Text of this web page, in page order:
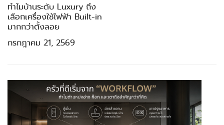
ทำไมบ้านระดับ Luxury ถึง
เลือกเครื่องใช้ไฟฟ้า Built-in
มากกว่าตั้งลอย
กรกฎาคม 21, 2569